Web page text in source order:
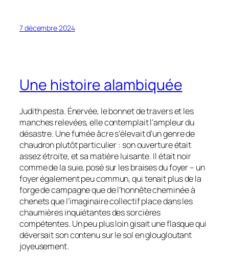
7 décembre 2024
Une histoire alambiquée
Judith pesta. Énervée, le bonnet de travers et les
manches relevées, elle contemplait l’ampleur du
désastre. Une fumée âcre s’élevait d’un genre de
chaudron plutôt particulier : son ouverture était
assez étroite, et sa matière luisante. Il était noir
comme de la suie, posé sur les braises du foyer – un
foyer également peu commun, qui tenait plus de la
forge de campagne que de l’honnête cheminée à
chenets que l’imaginaire collectif place dans les
chaumières inquiétantes des sorcières
compétentes. Un peu plus loin gisait une flasque qui
déversait son contenu sur le sol en glougloutant
joyeusement.